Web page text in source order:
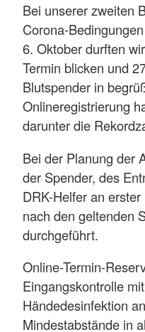
Bei unserer zweiten
Corona-
6. Oktober durften
Termin blicken und
Blutspender in
Onlineregistrierung
darunter die
Bei der Planung der
der Spender, des
DRK-Helfer an
nach den geltenden
durchgeführt.
Online-Termin-
Eingangskontrolle
Händedesinfektion
Mindestabstände in